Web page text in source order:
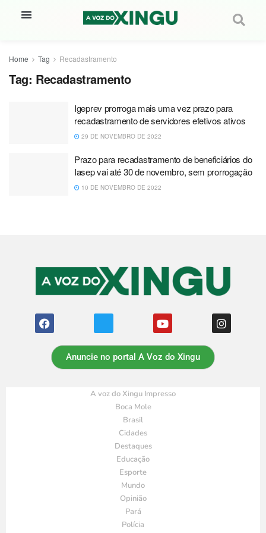
Home Tag Recadastramento
Tag: Recadastramento
Igeprev prorroga mais uma vez prazo para
recadastramento de servidores efetivos ativos
29 DE NOVEMBRO DE 2022
Prazo para recadastramento de beneficiários do
Iasep vai até 30 de novembro, sem prorrogação
10 DE NOVEMBRO DE 2022
Anuncie no portal A Voz do Xingu
A voz do Xingu Impresso
Boca Mole
Brasil
Cidades
Destaques
Educação
Esporte
Mundo
Opinião
Pará
Polícia